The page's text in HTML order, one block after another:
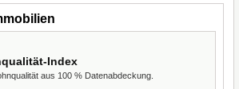
Index
aus 100 % Datenabdeckung.